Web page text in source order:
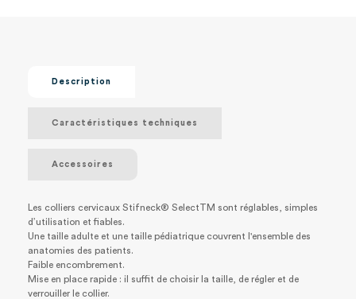
Description
Caractéristiques techniques
Accessoires
Les colliers cervicaux Stifneck® SelectTM sont réglables, simples
d’utilisation et fiables.
Une taille adulte et une taille pédiatrique couvrent l'ensemble des
anatomies des patients.
Faible encombrement.
Mise en place rapide : il suffit de choisir la taille, de régler et de
verrouiller le collier.